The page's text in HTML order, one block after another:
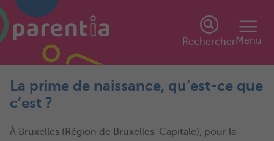
RechercherMenu
La prime de naissance, qu’est-ce que
c’est ?
À Bruxelles (Région de Bruxelles-Capitale), pour la